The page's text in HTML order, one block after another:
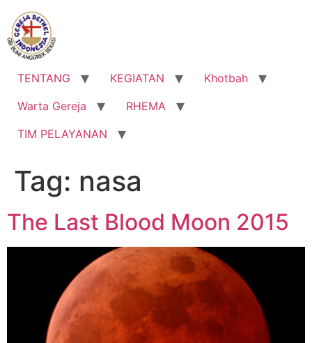
Lewati
konten
TENTANG KEGIATAN
Khotbah
Warta Gereja
RHEMA
TIM PELAYANAN
Tag: nasa
The Last Blood Moon 2015